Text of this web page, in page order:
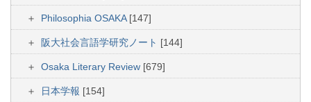
Philosophia OSAKA [147]
阪大社会言語学研究ノート [144]
Osaka Literary Review [679]
日本学報 [154]